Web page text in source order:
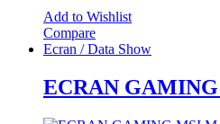
Add to Wishlist
Compare
Ecran / Data Show
ECRAN